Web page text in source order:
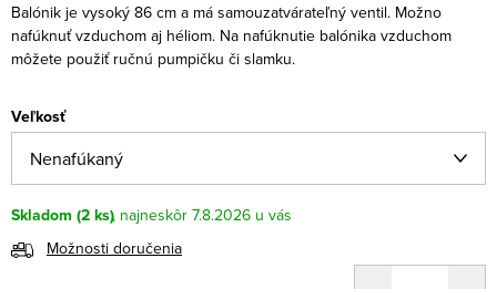
Balónik je vysoký 86 cm a má samouzatvárateľný ventil. Možno
nafúknuť vzduchom aj héliom. Na nafúknutie balónika vzduchom
môžete použiť ručnú pumpičku či slamku.
Veľkosť
Skladom (2 ks)
7.8.2026
Možnosti doručenia